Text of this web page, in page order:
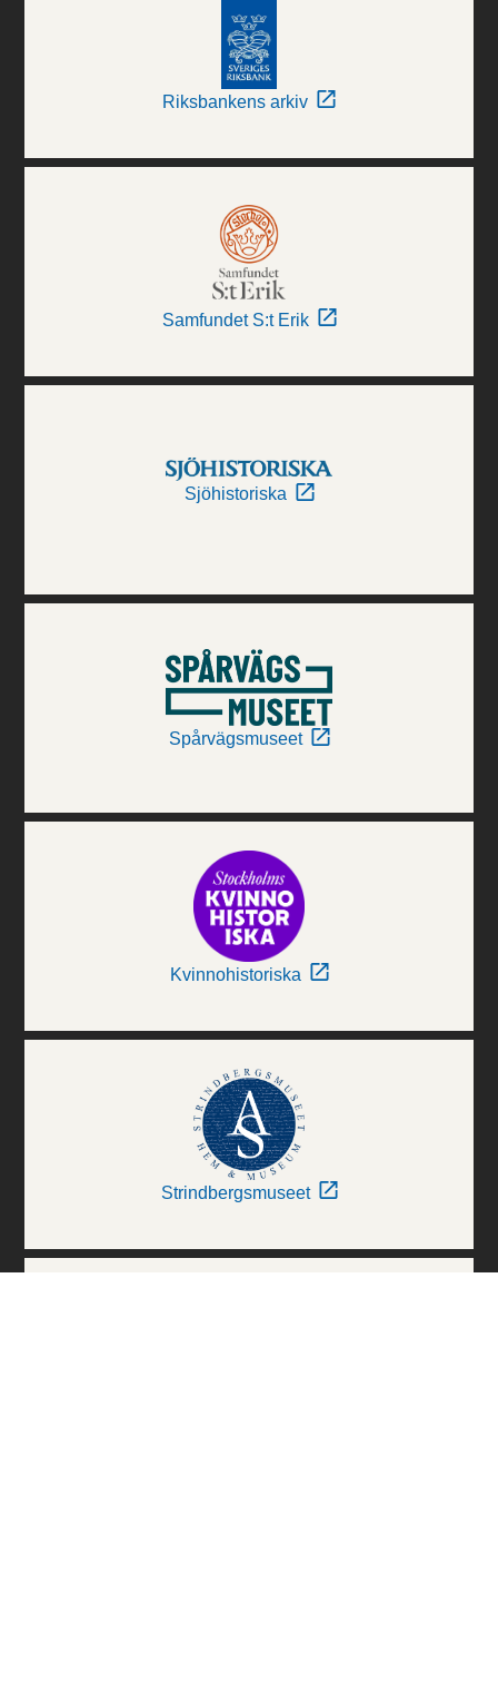
Riksbankens arkiv
Samfundet S:t Erik
Sjöhistoriska
Spårvägsmuseet
Kvinnohistoriska
Strindbergsmuseet